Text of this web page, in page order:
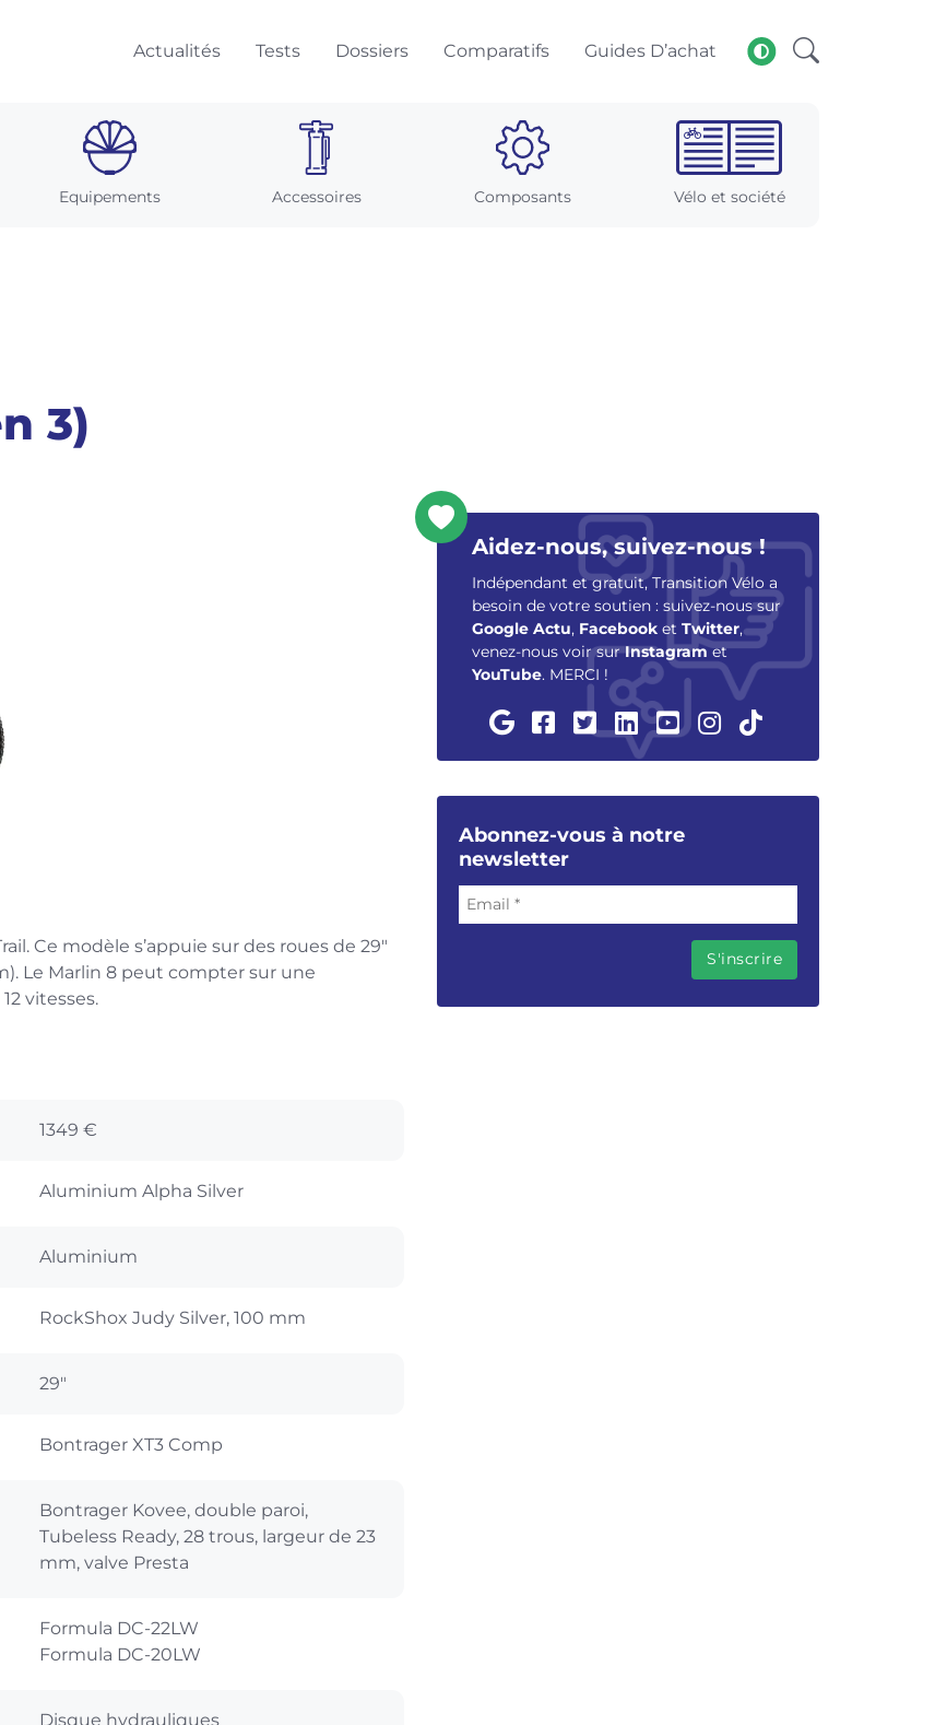
Actualités Tests Dossiers Comparatifs Guides D’achat
Equipements Accessoires Composants Vélo et société
3)
Ce modèle s’appuie sur des roues de 29″
Le Marlin 8 peut compter sur une
vitesses.
1349 €
Aluminium Alpha Silver
Aluminium
RockShox Judy Silver, 100 mm
29"
Bontrager XT3 Comp
Bontrager Kovee, double paroi,
Tubeless Ready, 28 trous, largeur de 23
mm, valve Presta
Formula DC-22LW
Formula DC-20LW
Disque hydrauliques
Aidez-nous, suivez-nous !
Indépendant et gratuit, Transition Vélo a
besoin de votre soutien : suivez-nous sur
Google Actu, Facebook et Twitter,
venez-nous voir surInstagramet
YouTube. MERCI !
Abonnez-vous à notre
newsletter